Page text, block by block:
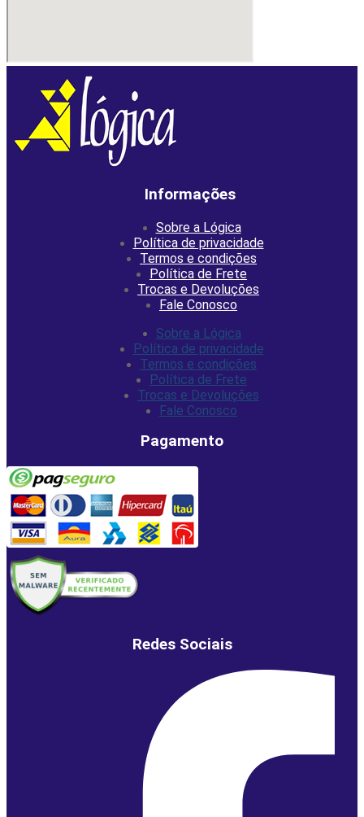
Informações
Sobre a Lógica
Política de privacidade
Termos e condições
Política de Frete
Trocas e Devoluções
Fale Conosco
Sobre a Lógica
Política de privacidade
Termos e condições
Política de Frete
Trocas e Devoluções
Fale Conosco
Pagamento
Redes Sociais